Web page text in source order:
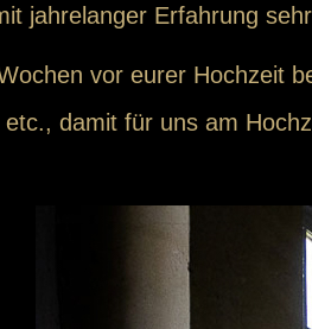
jahrelanger Erfahrung
vor eurer Hochzeit
etc., damit für uns am